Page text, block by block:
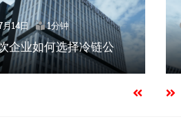
14日 1分钟
企业如何选择冷链公